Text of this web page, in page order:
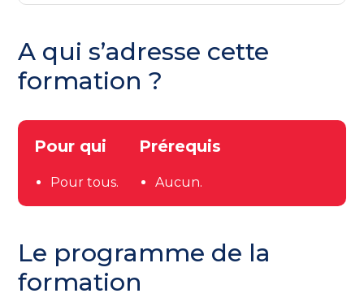
A qui s’adresse cette
formation ?
Pour qui
Pour tous.
Prérequis
Aucun.
Le programme de la
formation